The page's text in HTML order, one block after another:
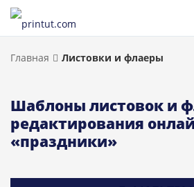
Главная Листовки и флаеры
Шаблоны листовок и
редактирования
«праздники»